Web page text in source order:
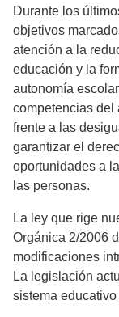
Durante los
objetivos
atención a la
educación y la
autonomía
competencias del
frente a las
garantizar el
oportunidades a
las personas.
La ley que rige
Orgánica 2/2006
modificaciones
La legislación
sistema